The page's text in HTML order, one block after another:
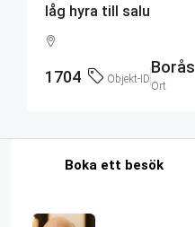
låg hyra till salu
1704 Objekt-ID
Borås
Ort
Boka ett besök